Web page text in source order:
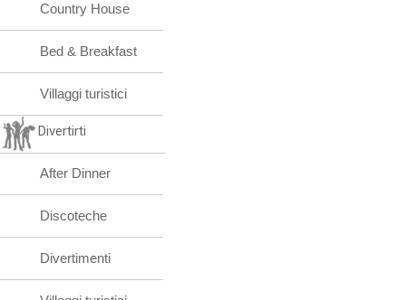
Country House
Bed & Breakfast
Villaggi turistici
Divertirti
After Dinner
Discoteche
Divertimenti